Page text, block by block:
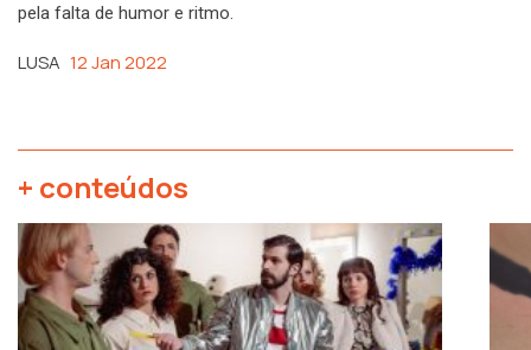
pela falta de humor e ritmo.
LUSA 12 Jan 2022
+ conteúdos